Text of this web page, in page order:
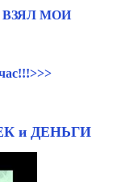
МОИ
и ДЕНЬГИ